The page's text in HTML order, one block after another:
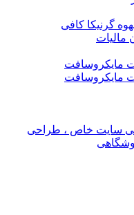
گرنیکا کافی
مالیات
مایکروسافت
مایکروسافت
سایت خاص ، طراحی